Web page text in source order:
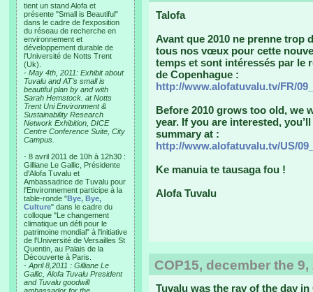
tient un stand Alofa et
présente "Small is Beautiful"
dans le cadre de l'exposition
du réseau de recherche en
environnement et
développement durable de
l'Université de Notts Trent
(Uk).
- May 4th, 2011: Exhibit about
Tuvalu and AT’s small is
beautiful plan by and with
Sarah Hemstock. at Notts
Trent Uni Environment &
Sustainability Research
Network Exhibition, DICE
Centre Conference Suite, City
Campus.
- 8 avril 2011 de 10h à 12h30 :
Gilliane Le Gallic, Présidente
d'Alofa Tuvalu et
Ambassadrice de Tuvalu pour
l'Environnement participe à la
table-ronde "Bye, Bye,
Culture" dans le cadre du
colloque "Le changement
climatique un défi pour le
patrimoine mondial" à l'initiative
de l'Université de Versailles St
Quentin, au Palais de la
Découverte à Paris.
- April 8,2011 : Gilliane Le
Gallic, Alofa Tuvalu President
and Tuvalu goodwill
Talofa
Avant que 2010 ne prenne trop
tous nos vœux pour cette
temps et sont intéressés par le
de Copenhague :
http://www.alofatuvalu.tv/FR/
Before 2010 grows too old, we
year. If you are interested,
summary at :
http://www.alofatuvalu.tv/US/
Ke manuia te tausaga fou !
Alofa Tuvalu
COP15, december the
Tuvalu was the ray of the day in